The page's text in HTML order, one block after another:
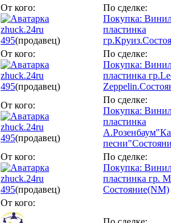
От кого:
zhuck.24ru
495(продавец)
По сделке:
Покупка:
пластинка
От кого:
zhuck.24ru
495(продавец)
По сделке:
Покупка:
пластинка
От кого:
zhuck.24ru
495(продавец)
По сделке:
Покупка:
пластинка
От кого:
zhuck.24ru
495(продавец)
По сделке:
Покупка:
пластинка гр.
Состояние(NM)
От кого: